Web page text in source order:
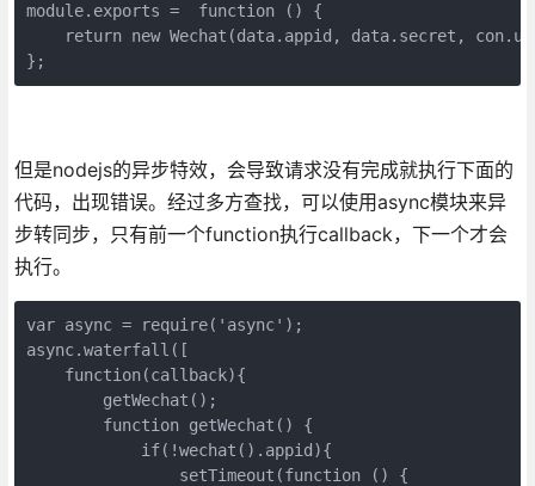
module.exports =  function () {
return new Wechat(data.appid, data.secret,
};
但是nodejs的异步特效，会导致请求没有完成就执行下面的
代码，出现错误。经过多方查找，可以使用async模块来异
步转同步，只有前一个function执行callback，下一个才会
执行。
var async = require('async');
async.waterfall([
    function(callback){
        getWechat();
        function getWechat() {
            if(!wechat().appid){
                setTimeout(function () {